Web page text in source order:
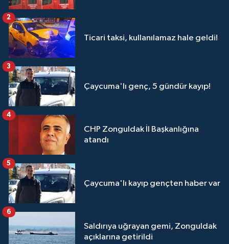
Ticari taksi, kullanılamaz hale geldi!
2
Çaycuma'lı genç, 5 gündür kayıp!
3
CHP Zonguldak İl Başkanlığına
atandı
4
Çaycuma'lı kayıp gençten haber var
5
Saldırıya uğrayan gemi, Zonguldak
açıklarına getirildi
6